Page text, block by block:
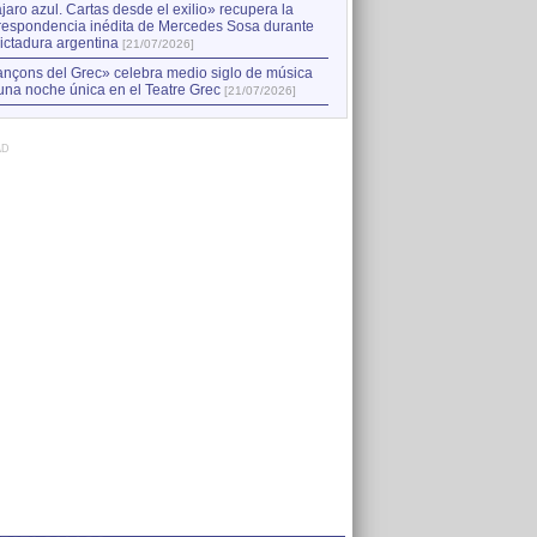
azul. Cartas desde el exilio» recupera la
inédita de Mercedes Sosa durante
argentina [21/07/2026]
del Grec» celebra medio siglo de música
noche única en el Teatre Grec [21/07/2026]